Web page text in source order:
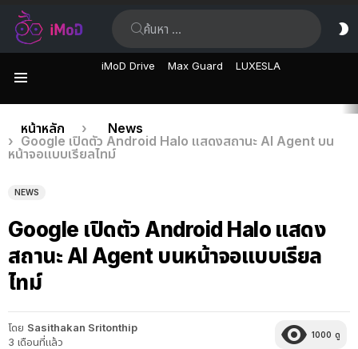
iMoD Drive Max Guard LUXESLA
เรื่อง
ล่าสุด
คุณอยู่ที่นี่:
หน้าหลัก
News
Google เปิดตัว Android Halo แสดงสถานะ AI Agent บน
หน้าจอแบบเรียลไทม์
NEWS
Google เปิดตัว Android Halo แสดง
สถานะ AI Agent บนหน้าจอแบบเรียล
ไทม์
โดย Sasithakan Sritonthip
3 เดือนที่แล้ว
1000 ดู